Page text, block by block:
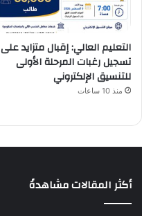
التعليم العالي: إقبال متزايد على
تسجيل رغبات المرحلة الأولى
للتنسيق الإلكتروني
منذ 10 ساعات
أكثر المقالات مشاهدةً